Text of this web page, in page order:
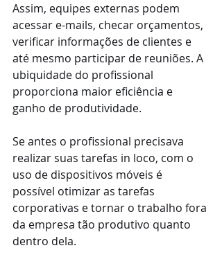
Assim, equipes externas podem
acessar e-mails, checar orçamentos,
verificar informações de clientes e
até mesmo participar de reuniões. A
ubiquidade do profissional
proporciona maior eficiência e
ganho de produtividade.
Se antes o profissional precisava
realizar suas tarefas in loco, com o
uso de dispositivos móveis é
possível otimizar as tarefas
corporativas e tornar o trabalho fora
da empresa tão produtivo quanto
dentro dela.